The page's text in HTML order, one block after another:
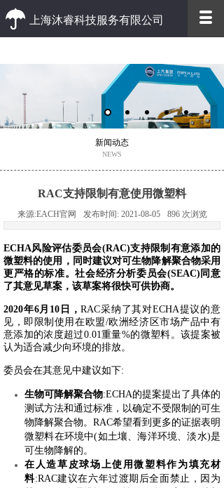
上海沐睿科技服务有限公司
优质的客户服务 高效的办事效率
新闻动态
NEWS
RAC支持限制有意使用微塑料
来源:EACH官网 发布时间: 2021-08-05 896 次浏览
ECHA风险评估委员会(RAC)支持限制有意添加的
微塑料的使用，同时建议对可生物降解聚合物采用
更严格的标准。社会经济分析委员会(SEAC)同意
了其意见草案，该草案将很快可供协商。
2020年6月10日，RAC采纳了其对ECHA提议的意
见，即限制使用在欧盟/欧洲经济区市场产品中有
意添加的浓度超过0.01重量%的微塑料。该提案被
认为适合减少向环境的排放。
委员会在其意见中建议如下:
生物可降解聚合物:ECHA的提案提出了具体的
测试方法和通过标准，以确定不受限制的可生
物降解聚合物。RAC希望看到更多的证据表明
微塑料在环境中(如土壤、海洋环境、淡水)是
可生物降解的。
在人造草皮球场上使用微塑料作为填充材
料:RAC建议在六年过渡期后全面禁止，因为